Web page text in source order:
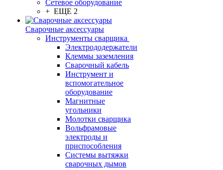
Сетевое оборудование
+ ЕЩЕ 2
Сварочные аксессуары
Инструменты сварщика
Электрододержатели
Клеммы заземления
Сварочный кабель
Инструмент и
вспомогательное
оборудование
Магнитные
угольники
Молотки сварщика
Вольфрамовые
электроды и
приспособления
Системы вытяжки
сварочных дымов